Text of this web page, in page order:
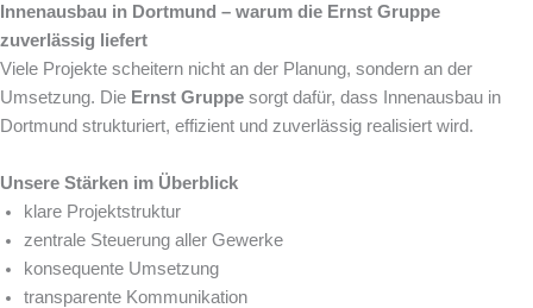
Innenausbau in Dortmund – warum die Ernst Gruppe
zuverlässig liefert
Viele Projekte scheitern nicht an der Planung, sondern an der
Umsetzung. Die Ernst Gruppe sorgt dafür, dass Innenausbau in
Dortmund strukturiert, effizient und zuverlässig realisiert wird.
Unsere Stärken im Überblick
klare Projektstruktur
zentrale Steuerung aller Gewerke
konsequente Umsetzung
transparente Kommunikation